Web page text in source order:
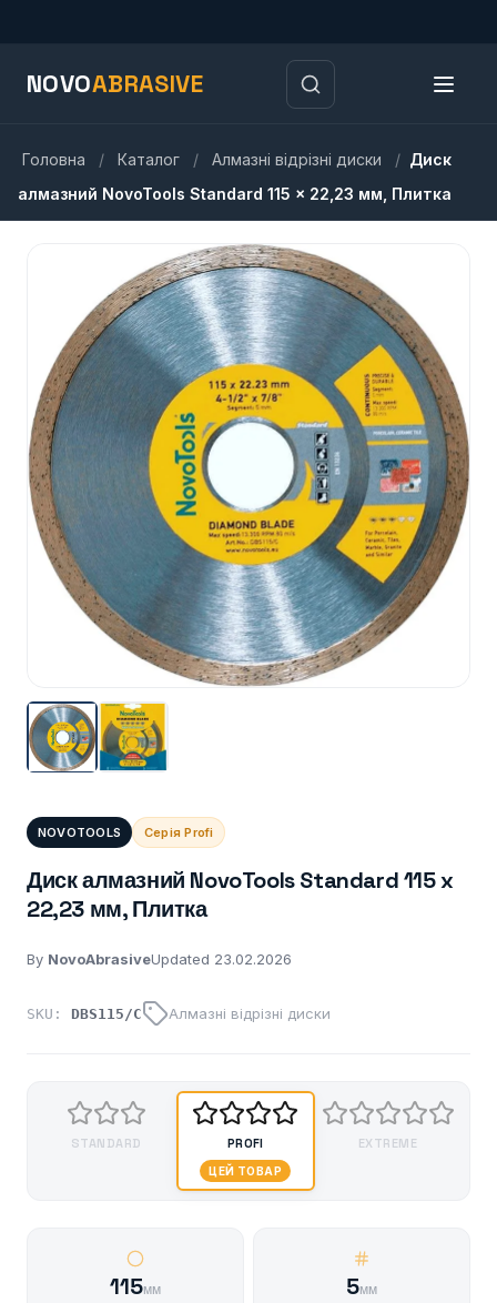
NOVOABRASIVE
Головна / Каталог / Алмазні відрізні диски / Диск
алмазний NovoTools Standard 115 x 22,23 мм, Плитка
NOVOTOOLS Серія Profi
Диск алмазний NovoTools Standard 115 x
22,23 мм, Плитка
By NovoAbrasiveUpdated 23.02.2026
SKU: DBS115/C Алмазні відрізні диски
STANDARD PROFI
ЦЕЙ ТОВАР
EXTREME
115мм 5мм